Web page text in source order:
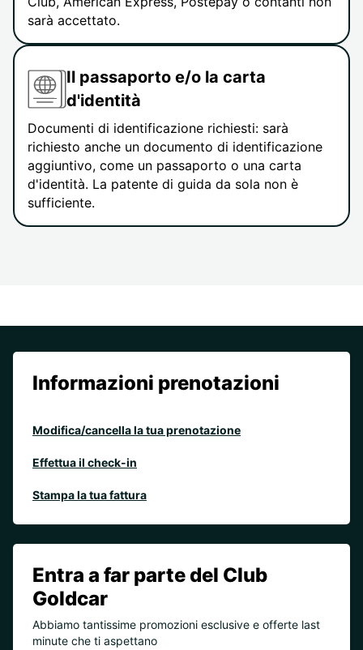
sarà accettato.
Il passaporto e/o la carta
d'identità
Documenti di identificazione richiesti: sarà
richiesto anche un documento di identificazione
aggiuntivo, come un passaporto o una carta
d'identità. La patente di guida da sola non è
sufficiente.
Informazioni prenotazioni
Modifica/cancella la tua prenotazione
Effettua il check-in
Stampa la tua fattura
Entra a far parte del Club
Goldcar
Abbiamo tantissime promozioni esclusive e offerte last
minute che ti aspettano